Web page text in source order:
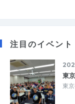
注目のイベント
東
東